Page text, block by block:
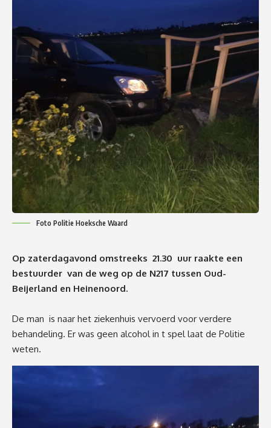
Foto Politie Hoeksche Waard
Op zaterdagavond omstreeks 21.30 uur raakte een
bestuurder van de weg op de N217 tussen Oud-
Beijerland en Heinenoord.
De man is naar het ziekenhuis vervoerd voor verdere
behandeling. Er was geen alcohol in t spel laat de Politie
weten.